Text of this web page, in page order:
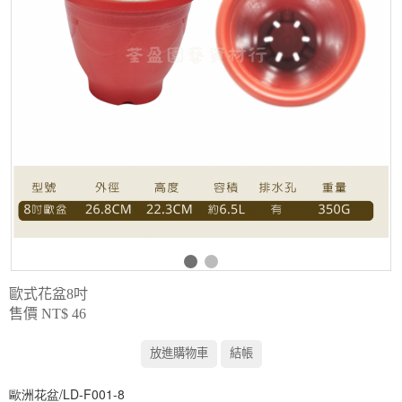
歐式花盆8吋
售價 NT$ 46
歐洲花盆/LD-F001-8